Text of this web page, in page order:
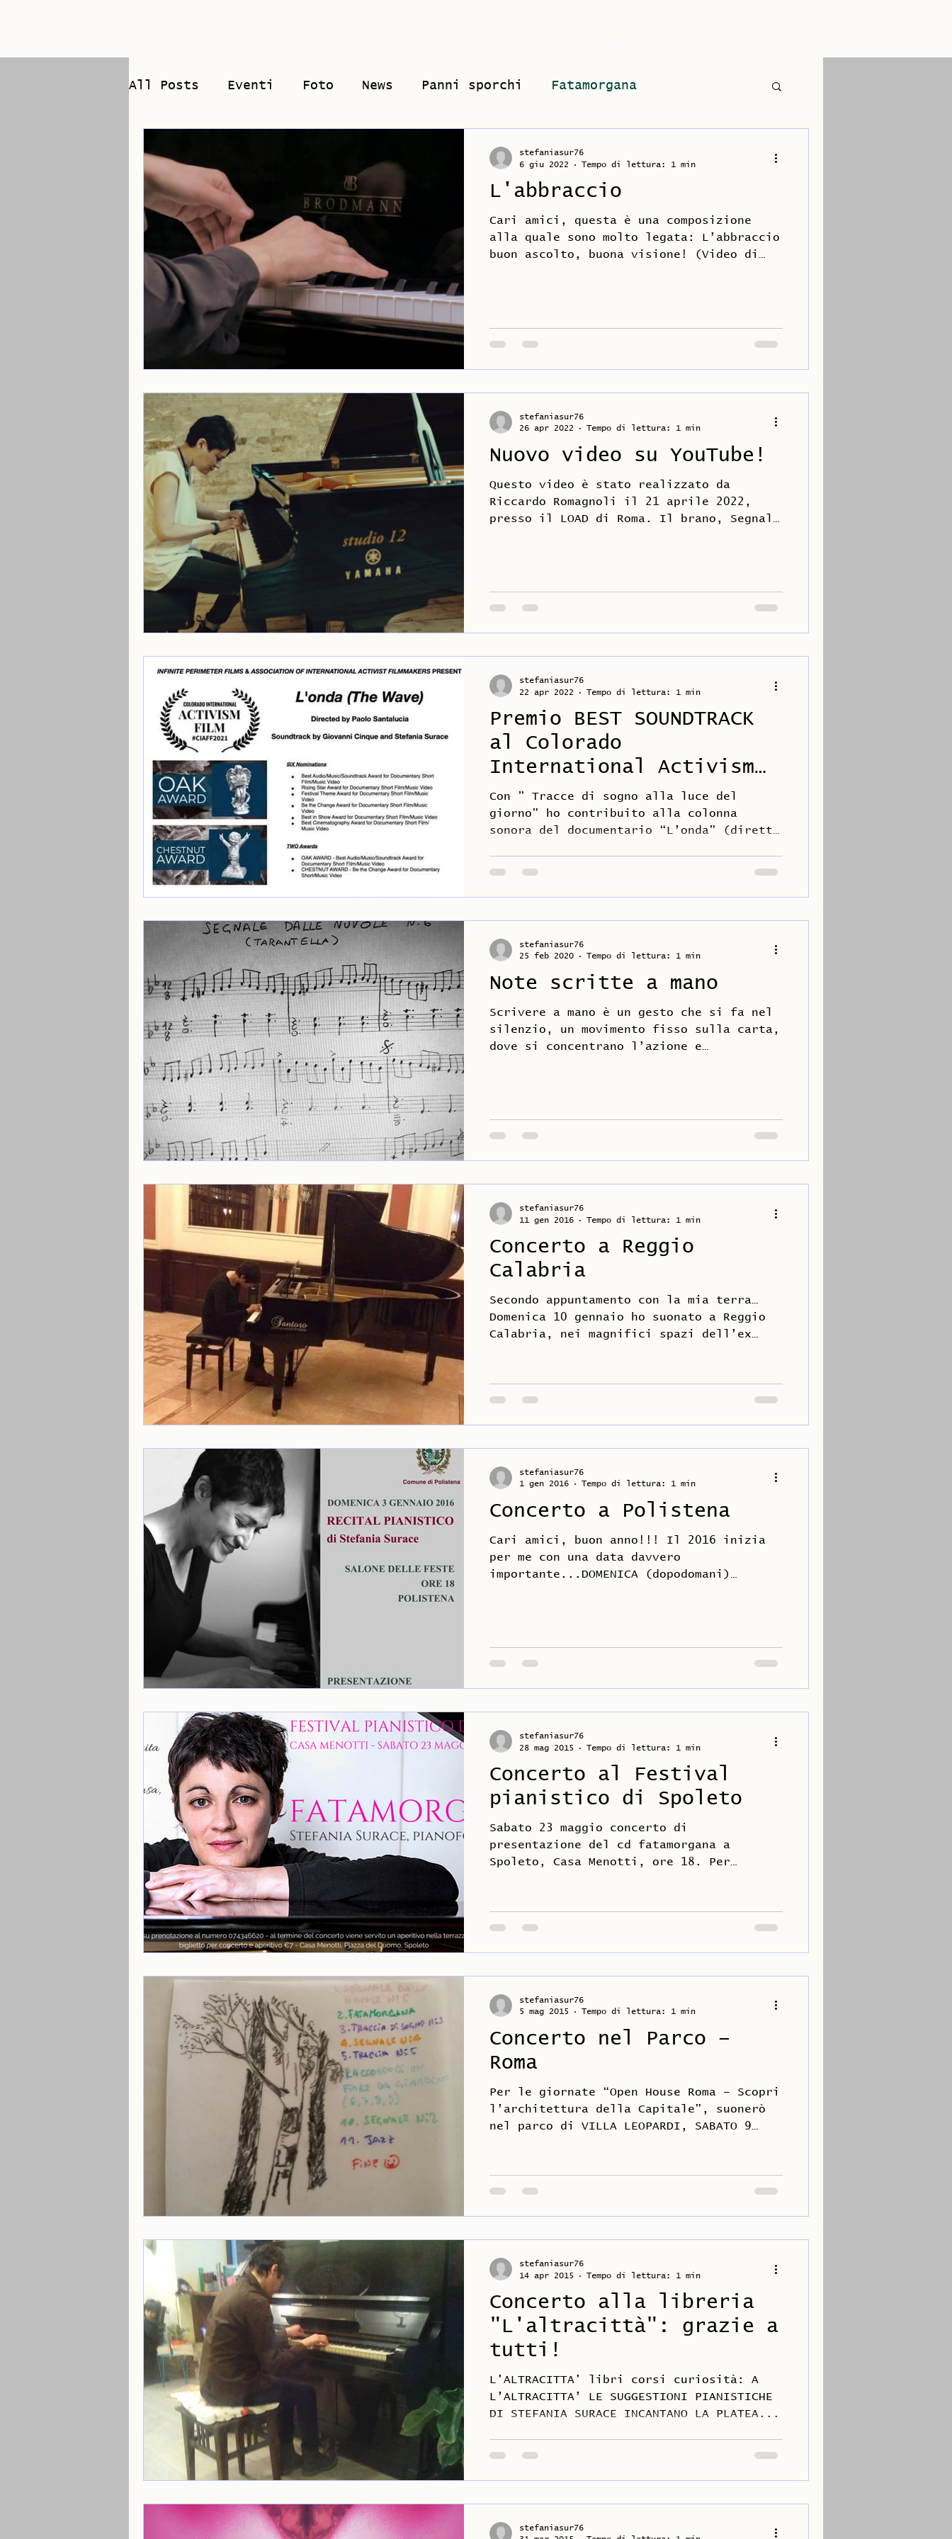
All Posts Eventi Foto News Panni sporchi Fatamorgana
L'abbraccio
Cari amici, questa è una composizione
alla quale sono molto legata: L’abbraccio
buon ascolto, buona visione! (Video di
stefaniasur76
6 giu 2022
Tempo di lettura: 1 min
Nuovo video su YouTube!
Questo video è stato realizzato da
Riccardo Romagnoli il 21 aprile 2022,
presso il LOAD di Roma. Il brano, Segnali
stefaniasur76
26 apr 2022
Tempo di lettura: 1 min
Premio BEST SOUNDTRACK
al Colorado
International Activism
Film 2021
Con ” Tracce di sogno alla luce del
giorno” ho contribuito alla colonna
sonora del documentario “L’onda” (diretto
stefaniasur76
22 apr 2022
Tempo di lettura: 1 min
Note scritte a mano
Scrivere a mano è un gesto che si fa nel
silenzio, un movimento fisso sulla carta,
dove si concentrano l’azione e
stefaniasur76
25 feb 2020
Tempo di lettura: 1 min
Concerto a Reggio
Calabria
Secondo appuntamento con la mia terra…
Domenica 10 gennaio ho suonato a Reggio
Calabria, nei magnifici spazi dell’ex
stefaniasur76
11 gen 2016
Tempo di lettura: 1 min
Concerto a Polistena
Cari amici, buon anno!!! Il 2016 inizia
per me con una data davvero
importante...DOMENICA (dopodomani)
stefaniasur76
1 gen 2016
Tempo di lettura: 1 min
Concerto al Festival
pianistico di Spoleto
Sabato 23 maggio concerto di
presentazione del cd fatamorgana a
Spoleto, Casa Menotti, ore 18. Per
stefaniasur76
28 mag 2015
Tempo di lettura: 1 min
Concerto nel Parco –
Roma
Per le giornate “Open House Roma – Scopri
l’architettura della Capitale”, suonerò
nel parco di VILLA LEOPARDI, SABATO 9
stefaniasur76
5 mag 2015
Tempo di lettura: 1 min
Concerto alla libreria
"L'altracittà": grazie a
tutti!
L'ALTRACITTA' libri corsi curiosità: A
L’ALTRACITTA’ LE SUGGESTIONI PIANISTICHE
DI STEFANIA SURACE INCANTANO LA PLATEA...
stefaniasur76
14 apr 2015
Tempo di lettura: 1 min
stefaniasur76